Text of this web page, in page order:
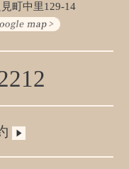
町中里129-14